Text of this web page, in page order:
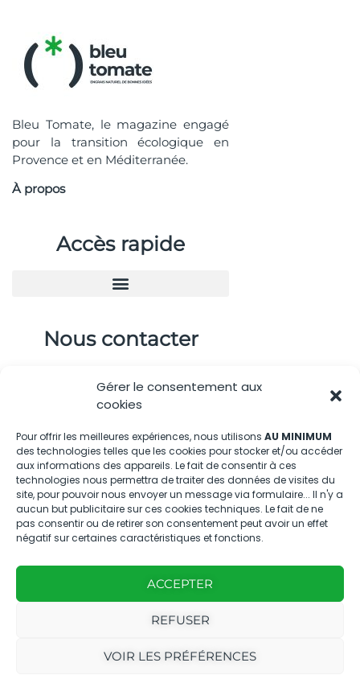
Gérer le consentement aux
cookies
Pour offrir les meilleures expériences, nous utilisons AU MINIMUM
des technologies telles que les cookies pour stocker et/ou accéder
aux informations des appareils. Le fait de consentir à ces
technologies nous permettra de traiter des données de visites du
site, pour pouvoir nous envoyer un message via formulaire... Il n'y a
aucun but publicitaire sur ces cookies techniques. Le fait de ne
pas consentir ou de retirer son consentement peut avoir un effet
négatif sur certaines caractéristiques et fonctions.
ACCEPTER
REFUSER
VOIR LES PRÉFÉRENCES
Bleu Tomate, le magazine engagé
pour la transition écologique en
Provence et en Méditerranée.
À propos
Accès rapide
Nous contacter
contactBT@bleu-tomate.fr
Kit média
Kit média Bleu Tomate
Nous suivre
Ce magazine est
|